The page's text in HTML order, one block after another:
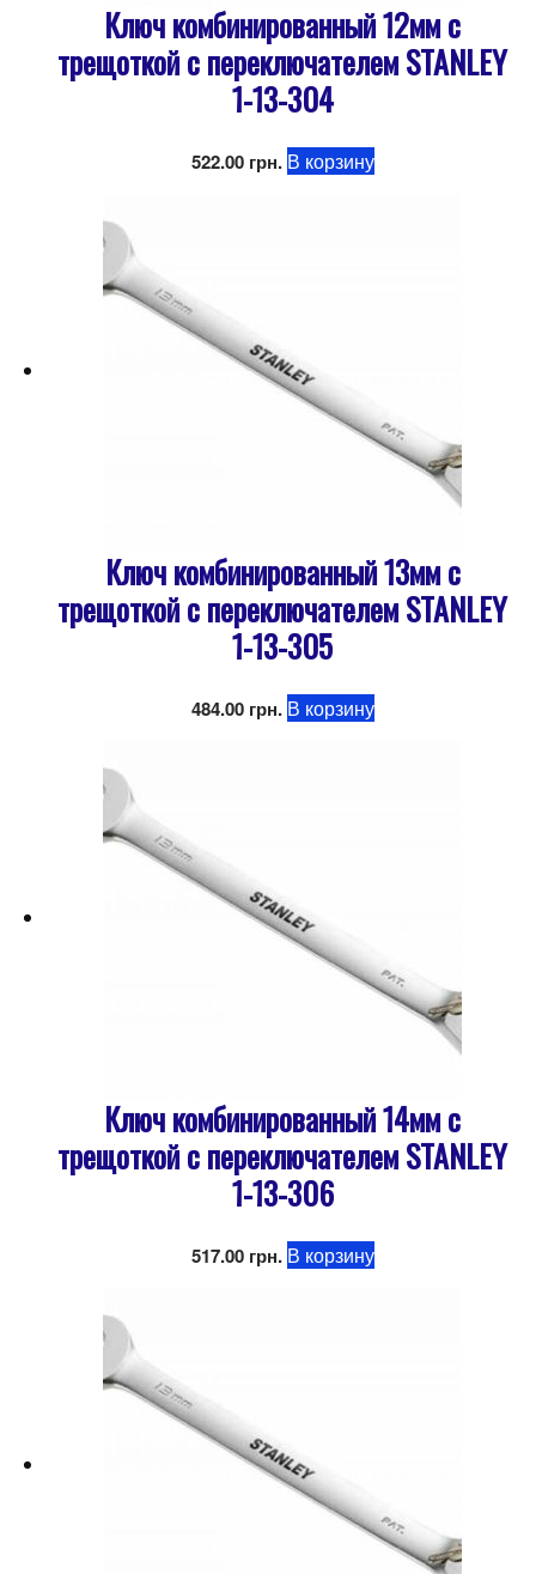
Ключ комбинированный 12мм с
трещоткой с переключателем STANLEY
1-13-304
522.00 грн. В корзину
Ключ комбинированный 13мм с
трещоткой с переключателем STANLEY
1-13-305
484.00 грн. В корзину
Ключ комбинированный 14мм с
трещоткой с переключателем STANLEY
1-13-306
517.00 грн. В корзину